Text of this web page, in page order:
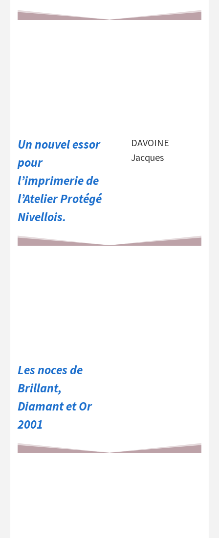
Un nouvel essor
pour
l’imprimerie de
l’Atelier Protégé
Nivellois.
DAVOINE
Jacques
Les noces de
Brillant,
Diamant et Or
2001